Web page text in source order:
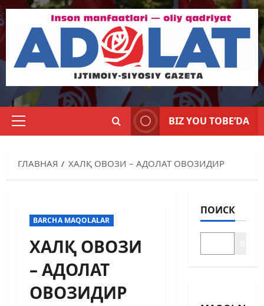
BIZ YOU TOBE’DA
ГЛАВНАЯ ХАЛҚ ОВОЗИ – АДОЛАТ ОВОЗИДИР
BARCHA MAQOLALAR
ХАЛҚ ОВОЗИ
– АДОЛАТ
ОВОЗИДИР
ПОИСК